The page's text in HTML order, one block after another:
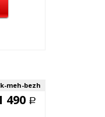
meh-bezh
490 Р